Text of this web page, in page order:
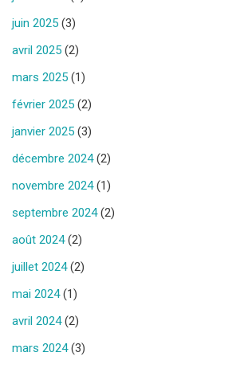
juin 2025 (3)
avril 2025 (2)
mars 2025 (1)
février 2025 (2)
janvier 2025 (3)
décembre 2024(2)
novembre 2024(1)
septembre 2024(2)
août 2024(2)
juillet 2024(2)
mai 2024(1)
avril 2024(2)
mars 2024(3)